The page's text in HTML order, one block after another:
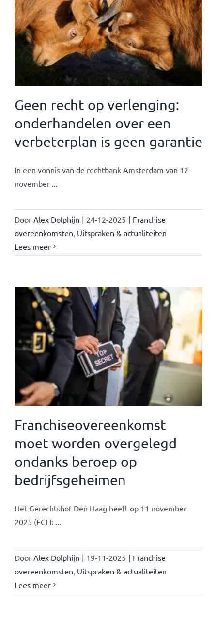
Geen recht op verlenging:
onderhandelen over een
verbeterplan is geen garantie
In een vonnis van de rechtbank Amsterdam van 12
november ...
Door Alex Dolphijn | 24-12-2025 | Franchise
overeenkomsten Uitspraken & actualiteiten
Lees meer
Franchiseovereenkomst
moet worden overgelegd
ondanks beroep op
bedrijfsgeheimen
Het Gerechtshof Den Haag heeft op 11 november
2025 (ECLI: ...
Door Alex Dolphijn | 19-11-2025 | Franchise
overeenkomsten, Uitspraken & actualiteiten
Lees meer